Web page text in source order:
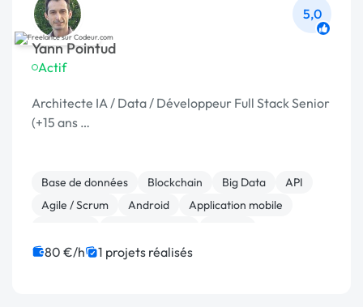
Yann Pointud
Actif
5,0
Architecte IA / Data / Développeur Full Stack Senior
(+15 ans …
Base de données Blockchain Big Data
API
Agile / Scrum
Android
Application mobile
80 €/h 1 projets réalisés